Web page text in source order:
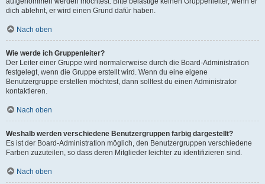
dich ablehnt, er wird einen Grund dafür haben.
Nach oben
Wie werde ich Gruppenleiter?
Der Leiter einer Gruppe wird normalerweise durch die Board-Administration
festgelegt, wenn die Gruppe erstellt wird. Wenn du eine eigene
Benutzergruppe erstellen möchtest, dann solltest du einen Administrator
kontaktieren.
Nach oben
Weshalb werden verschiedene Benutzergruppen farbig dargestellt?
Es ist der Board-Administration möglich, den Benutzergruppen verschiedene
Farben zuzuteilen, so dass deren Mitglieder leichter zu identifizieren sind.
Nach oben